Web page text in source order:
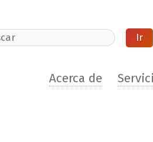
Acerca de